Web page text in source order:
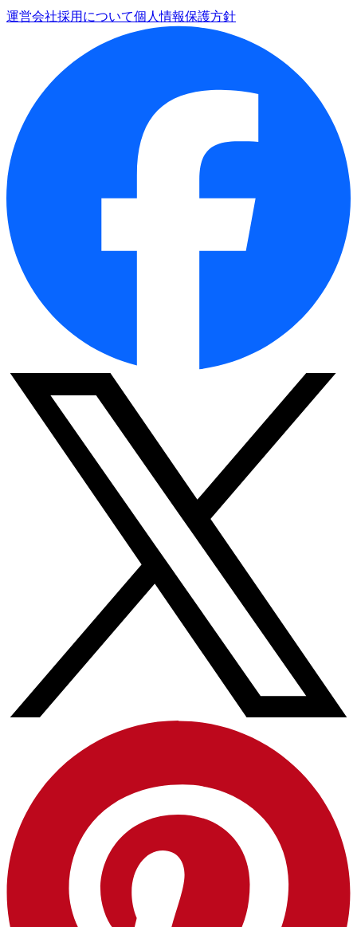
運営会社採用について個人情報保護方針